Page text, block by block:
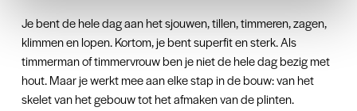
Je bent de hele dag aan het sjouwen, tillen, timmeren, zagen,
klimmen en lopen. Kortom, je bent superfit en sterk. Als
timmerman of timmervrouw ben je niet de hele dag bezig met
hout. Maar je werkt mee aan elke stap in de bouw: van het
skelet van het gebouw tot het afmaken van de plinten.